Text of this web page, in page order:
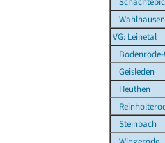
Wahlhausen
VG: Leinetal
Bodenrode-
Geisleden
Heuthen
Steinbach